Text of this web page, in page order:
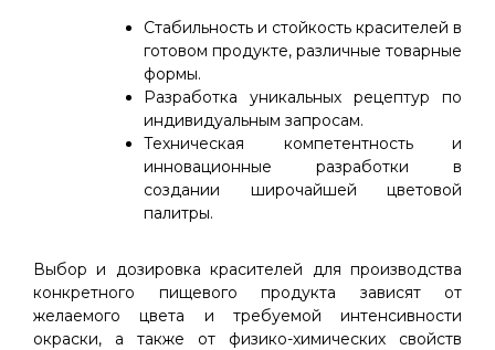
Стабильность и стойкость красителей в
готовом продукте, различные товарные
формы.
Разработка уникальных рецептур по
индивидуальным запросам.
Техническая компетентность и
инновационные разработки в
создании широчайшей цветовой
палитры.
Выбор и дозировка красителей для производства
конкретного пищевого продукта зависят от
желаемого цвета и требуемой интенсивности
окраски, а также от физико-химических свойств